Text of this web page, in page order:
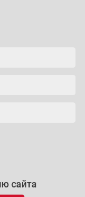
сайта